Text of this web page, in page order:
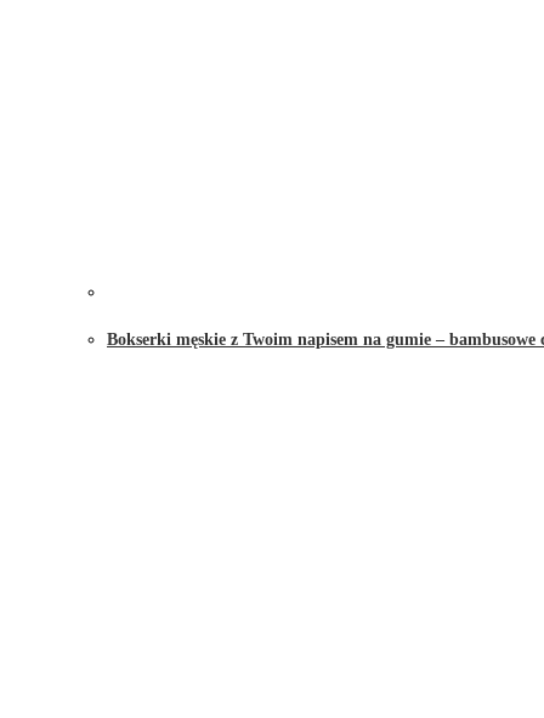
Bokserki męskie z Twoim napisem na gumie – bambusowe